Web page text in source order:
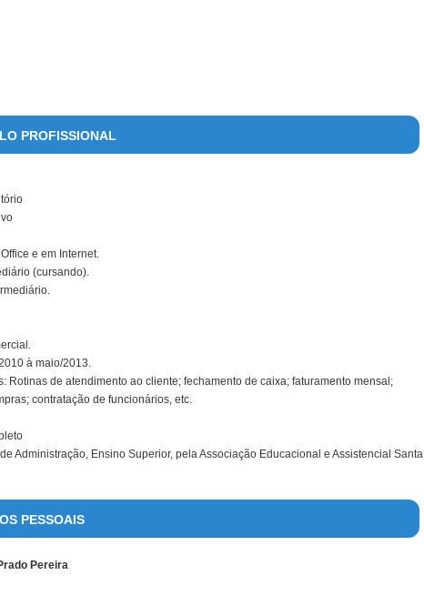
PROFISSIONAL
e em Internet.
(cursando).
à maio/2013.
Rotinas de atendimento ao cliente; fechamento de caixa; faturamento mensal;
contratação de funcionários, etc.
Administração, Ensino Superior, pela Associação Educacional e Assistencial Santa
PESSOAIS
Pereira